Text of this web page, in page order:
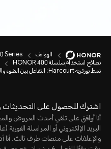
الهواتف Series
نصائح استخدام سلسلة HONOR 400
نمط بورتريه Harcourt: التفاعل بين الضوء والظل
اشترك للحصول على التحديثات
البريد الإلكتروني أو المراسلة
والإعلانات على منصات طرف ثالث. أنا